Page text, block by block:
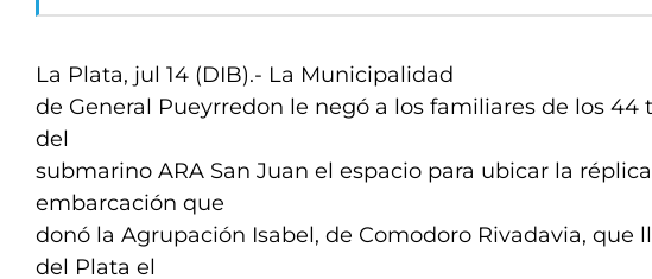
La Plata, jul 14 (DIB).- La Municipalidad
de General Pueyrredon le negó a los familiares de los 44
del
submarino ARA San Juan el espacio para ubicar la
embarcación que
donó la Agrupación Isabel, de Comodoro Rivadavia, que
del Plata el